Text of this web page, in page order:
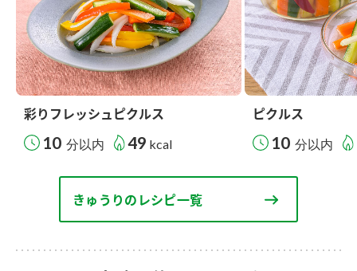
彩りフレッシュピクルス
10 分以内 49 kcal
ピクルス
10 分以内
きゅうりのレシピ一覧